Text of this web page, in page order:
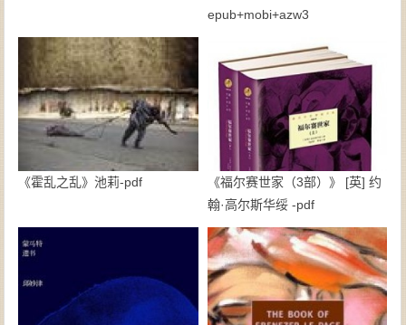
epub+mobi+azw3
《霍乱之乱》池莉-pdf
《福尔赛世家（3部）》 [英] 约
翰·高尔斯华绥 -pdf